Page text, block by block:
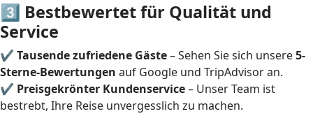
3️⃣ Bestbewertet für Qualität und
Service
✔ Tausende zufriedene Gäste– Sehen Sie sich unsere5-
Sterne-Bewertungen auf Google und TripAdvisor an.
✔ Preisgekrönter Kundenservice– Unser Team ist
bestrebt, Ihre Reise unvergesslich zu machen.